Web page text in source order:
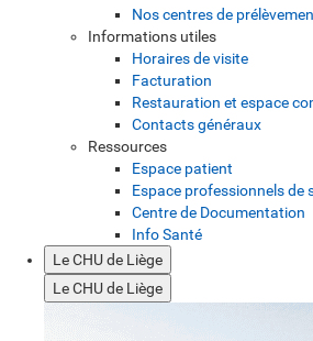
Nos centres de
Informations utiles
Horaires de visite
Facturation
Restauration et espace
Contacts généraux
Ressources
Espace patient
Espace professionnels de
Centre de Documentation
Info Santé
Le CHU de Liège
Le CHU de Liège